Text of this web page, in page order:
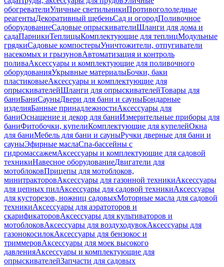
обогревателиУличные светильникиПротивогололедные
реагентыДекоративный щебеньСад и огородПоливочное
оборудованиеСадовые опрыскивателиШланги для дома и
садаПарникиТеплицыКомплектующие для теплицМодульные
грядкиСадовые компостерыУничтожители, отпугиватели
насекомых и грызуновАвтоматизация и контроль
поливаАксессуары и комплектующие для поливочного
оборудованияУкрывные материалыБочки, баки
пластиковыеАксессуары и комплектующие для
опрыскивателейШланги для опрыскивателейТовары для
баниБаниСауныДвери для бани и сауныБондарные
изделияБанные принадлежностиАксессуары для
баниОснащение и декор для баниИзмерительные приборы для
баниФитобочки, купелиКомплектующие для купелейОкна
для баниМебель для бани и сауныРучки дверные для бани и
сауныЭфирные маслаСпа-бассейны с
гидромассажемАксессуары и комплектующие для садовой
техникиНавесное оборудованиеДвигатели для
мотоблоковПрицепы для мотоблоков,
минитракторовАксессуары для газонной техникиАксессуары
для цепных пилАксессуары для садовой техникиАксессуары
для кусторезов, ножниц садовыхМоторные масла для садовой
техникиАксессуары для аэратоторов и
скарификаторовАксессуары для культиваторов и
мотоблоковАксессуары для воздуходувокАксессуары для
газонокосилокАксессуары для бензокос и
триммеровАксессуары для моек высокого
давленияАксессуары и комплектующие для
опрыскивателейЗапчасти для садовых